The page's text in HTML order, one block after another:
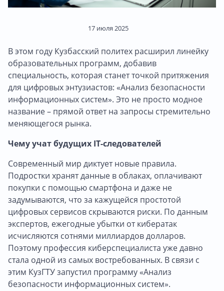
17 июля 2025
В этом году Кузбасский политех расширил линейку
образовательных программ, добавив
специальность, которая станет точкой притяжения
для цифровых энтузиастов: «Анализ безопасности
информационных систем». Это не просто модное
название – прямой ответ на запросы стремительно
меняющегося рынка.
Чему учат будущих IT-следователей
Современный мир диктует новые правила.
Подростки хранят данные в облаках, оплачивают
покупки с помощью смартфона и даже не
задумываются, что за кажущейся простотой
цифровых сервисов скрываются риски. По данным
экспертов, ежегодные убытки от кибератак
исчисляются сотнями миллиардов долларов.
Поэтому профессия киберспециалиста уже давно
стала одной из самых востребованных. В связи с
этим КузГТУ запустил программу «Анализ
безопасности информационных систем».